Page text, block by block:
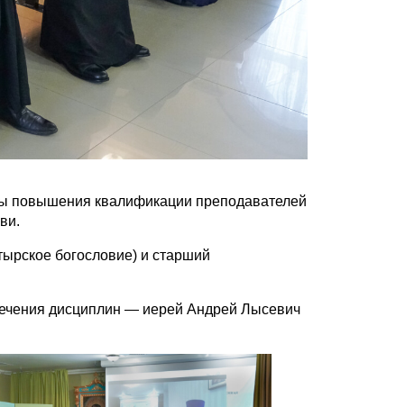
повышения квалификации преподавателей
богословие) и старший
дисциплин — иерей Андрей Лысевич